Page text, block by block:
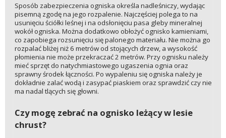
Sposób zabezpieczenia ogniska określa nadleśniczy, wydając
pisemną zgodę na jego rozpalenie. Najczęściej polega to na
usunięciu ściółki leśnej i na odsłonięciu pasa gleby mineralnej
wokół ogniska. Można dodatkowo obłożyć ognisko kamieniami,
co zapobiega rozsunięciu się palonego materiału. Nie można go
rozpalać bliżej niż 6 metrów od stojących drzew, a wysokość
płomienia nie może przekraczać 2 metrów. Przy ognisku należy
mieć sprzęt do natychmiastowego ugaszenia ognia oraz
sprawny środek łączności. Po wypaleniu się ogniska należy je
dokładnie zalać wodą i zasypać piaskiem oraz sprawdzić czy nie
ma nadal tlących się głowni.
Czy mogę zebrać na ognisko leżący w lesie
chrust?